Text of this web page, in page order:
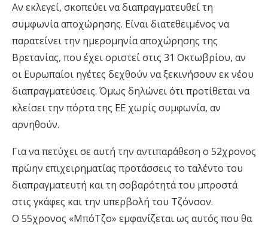
Αν εκλεγεί, σκοπεύει να διαπραγματευθεί τη
συμφωνία αποχώρησης. Είναι διατεθειμένος να
παρατείνει την ημερομηνία αποχώρησης της
Βρετανίας, που έχει οριστεί στις 31 Οκτωβρίου, αν
οι Ευρωπαίοι ηγέτες δεχθούν να ξεκινήσουν εκ νέου
διαπραγματεύσεις. Όμως δηλώνει ότι προτίθεται να
κλείσει την πόρτα της ΕΕ χωρίς συμφωνία, αν
αρνηθούν.
Για να πετύχει σε αυτή την αντιπαράθεση ο 52χρονος
πρώην επιχειρηματίας προτάσσεις το ταλέντο του
διαπραγματευτή και τη σοβαρότητά του μπροστά
στις γκάφες και την υπερβολή του Τζόνσον.
Ο 55χρονος «ΜπόΤζο» εμφανίζεται ως αυτός που θα